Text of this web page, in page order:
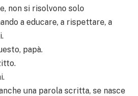
non si risolvono solo
a educare, a rispettare, a
papà.
una parola scritta, se nasce